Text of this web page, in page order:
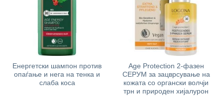
Енергетски шампон против
опаѓање и нега на тенка и
слаба коса
Age Protection 2-фазен
СЕРУМ за зацврсување на
кожата со органски волчји
трн и природен хијалурон